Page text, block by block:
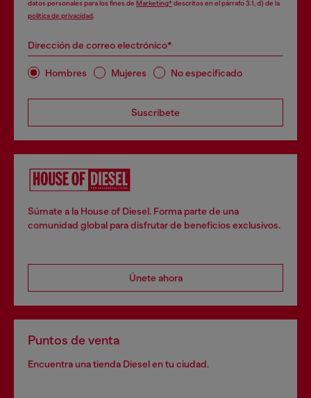
datos personales para los fines de Marketing*descritos en el párrafo 3.1, d) de la
política de privacidad
Dirección de correo electrónico*
Hombres Mujeres No especificado
Suscríbete
Súmate a la House of Diesel. Forma parte de una
comunidad global para disfrutar de beneficios exclusivos.
Únete ahora
Puntos de venta
Encuentra una tienda Diesel en tu ciudad.